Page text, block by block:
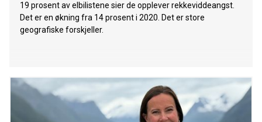
19 prosent av elbilistene sier de opplever rekkeviddeangst.
Det er en økning fra 14 prosent i 2020. Det er store
geografiske forskjeller.